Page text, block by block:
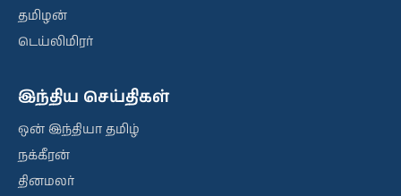
தமிழன்
டெய்லிமிரர்
இந்திய செய்திகள்
ஒன் இந்தியா தமிழ்
நக்கீரன்
தினமலர்